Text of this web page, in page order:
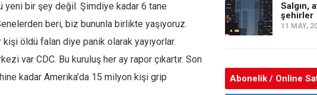
yeni bir şey değil. Şimdiye kadar 6 tane
beri, biz bununla birlikte yaşıyoruz.
öldü falan diye panik olarak yayıyorlar.
var CDC. Bu kuruluş her ay rapor çıkartır. Son
kadar Amerika’da 15 milyon kişi grip
Salgın,
şehirler
11 MAY,
Abonelik / Online